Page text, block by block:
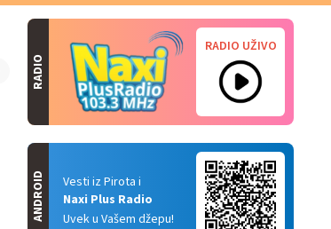
RADIO
RADIO UŽIVO
Vesti iz Pirota i
Naxi Plus Radio
Uvek u Vašem džepu!
ANDROID